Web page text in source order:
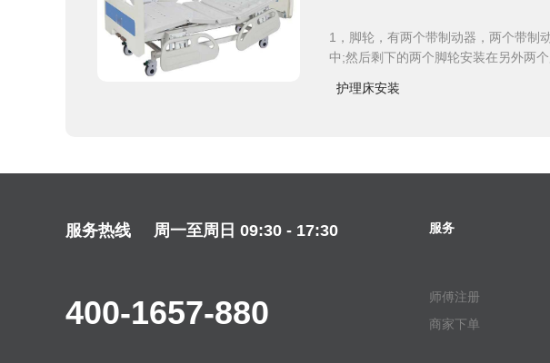
1，脚轮，有两个带制动器，两个带制
中;然后剩下的两个脚轮安装在另外两个
护理床安装
服务热线 周一至周日 09:30 - 17:30
400-1657-880
服务
师傅注册
商家下单